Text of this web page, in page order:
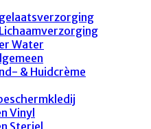
Water
& Huidcrème
Vinyl
Steriel